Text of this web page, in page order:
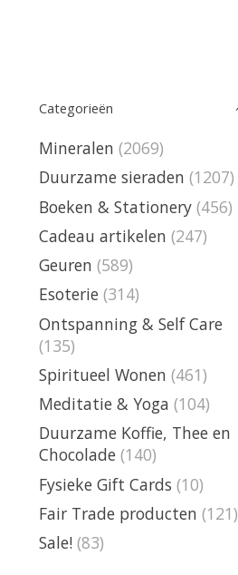
Categorieën
Mineralen (2069)
Duurzame sieraden (1207)
Boeken & Stationery (456)
Cadeau artikelen (247)
Geuren (589)
Esoterie (314)
Ontspanning & Self Care
(135)
Spiritueel Wonen (461)
Meditatie & Yoga (104)
Duurzame Koffie, Thee en
Chocolade (140)
Fysieke Gift Cards (10)
Fair Trade producten (121)
Sale! (83)